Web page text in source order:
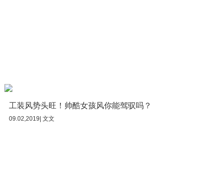
工装风势头旺！帅酷女孩风你能驾驭吗？
09.02,2019| 文文